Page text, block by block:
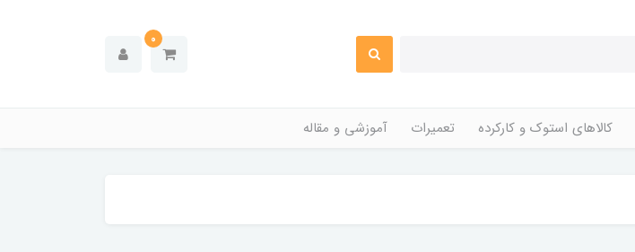
0
کالاهای استوک و کارکرده تعمیرات آموزشی و مقاله